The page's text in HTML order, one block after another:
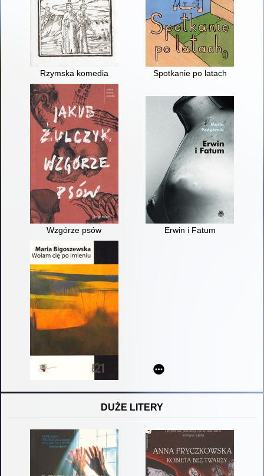
Rzymska komedia Spotkanie po latach
Wzgórze psów Erwin i Fatum
DUŻE LITERY